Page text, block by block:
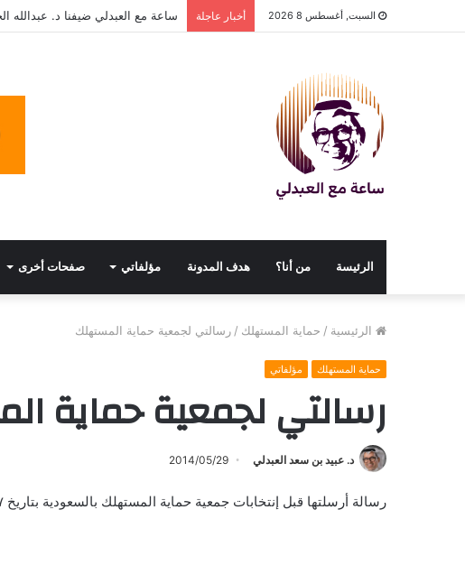
السبت, أغسطس 8 2026 أخبار عاجلة ساعة مع العبدلي ضيفنا د. عبدالله
الرئيسة من أنا؟ هدف المدونة مؤلفاتي صفحات أخرى
الرئيسية / حماية المستهلك / رسالتي لجمعية حماية المستهلك
حماية المستهلك مؤلفاتي
رسالتي لجمعية حماية
د. عبيد بن سعد العبدلي 2014/05/29
رسالة أرسلتها قبل إنتخابات جمعية حماية المستهلك بالسعودية بتاريخ ٧-٨-٢٠٠٨ ميلادي.